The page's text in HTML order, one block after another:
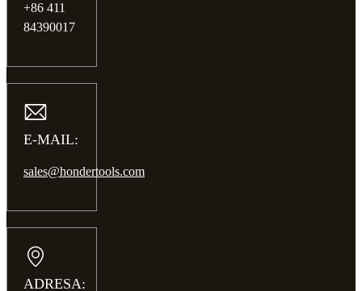
+86 411
84390017
E-MAIL:
sales@hondertools.com
ADRESA: